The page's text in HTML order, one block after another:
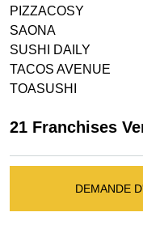
PIZZACOSY
SAONA
SUSHI DAILY
TACOS AVENUE
TOASUSHI
21 Franchises
DEMANDE